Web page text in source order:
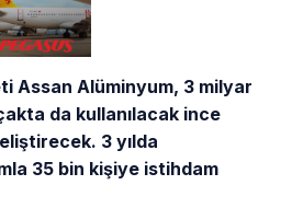
Assan Alüminyum, 3 milyar
da kullanılacak ince
3 yılda
35 bin kişiye istihdam